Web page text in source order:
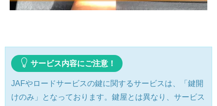
サービス内容にご注意！
JAFやロードサービスの鍵に関するサービスは、「鍵開
けのみ」となっております。鍵屋とは異なり、サービス